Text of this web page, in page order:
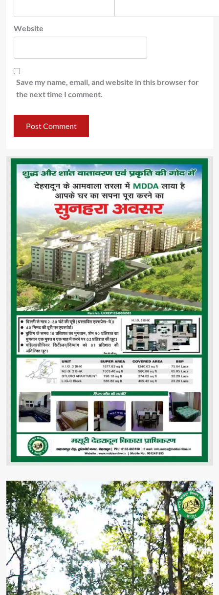
Website
Save my name, email, and website in this browser for
the next time I comment.